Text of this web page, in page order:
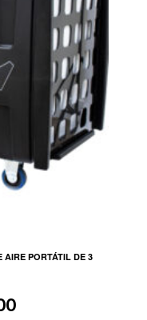
AIRE PORTÁTIL DE 3